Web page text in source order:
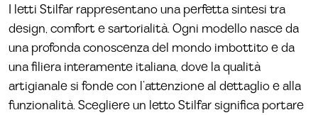
I letti Stilfar rappresentano una perfetta sintesi tra
design, comfort e sartorialità. Ogni modello nasce da
una profonda conoscenza del mondo imbottito e da
una filiera interamente italiana, dove la qualità
artigianale si fonde con l’attenzione al dettaglio e alla
funzionalità. Scegliere un letto Stilfar significa portare